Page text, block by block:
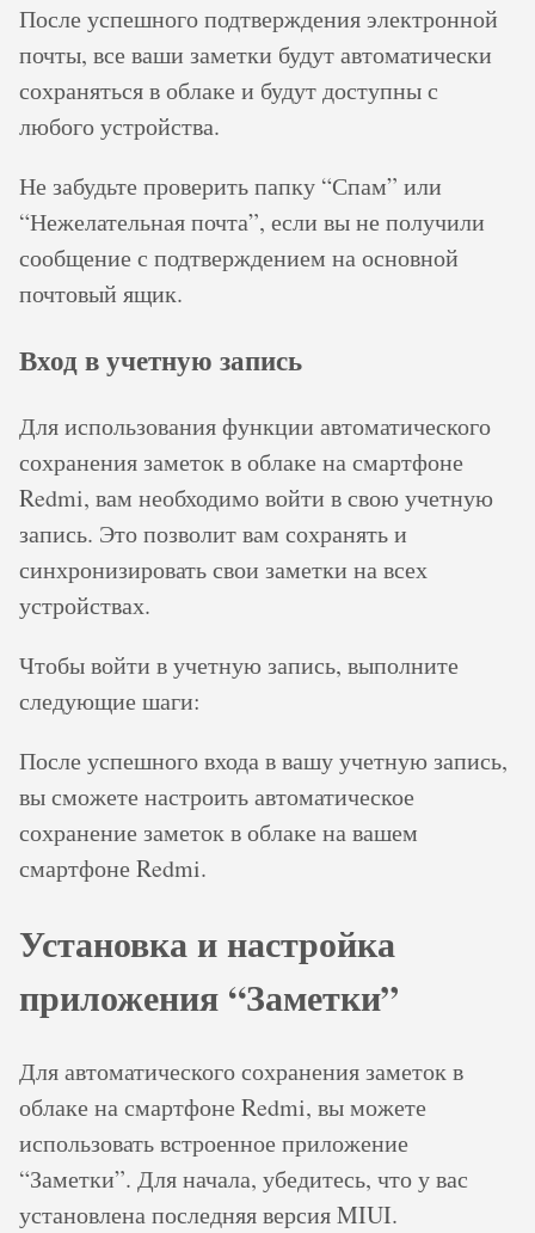
После успешного подтверждения электронной
почты, все ваши заметки будут автоматически
сохраняться в облаке и будут доступны с
любого устройства.
Не забудьте проверить папку “Спам” или
“Нежелательная почта”, если вы не получили
сообщение с подтверждением на основной
почтовый ящик.
Вход в учетную запись
Для использования функции автоматического
сохранения заметок в облаке на смартфоне
Redmi, вам необходимо войти в свою учетную
запись. Это позволит вам сохранять и
синхронизировать свои заметки на всех
устройствах.
Чтобы войти в учетную запись, выполните
следующие шаги:
После успешного входа в вашу учетную запись,
вы сможете настроить автоматическое
сохранение заметок в облаке на вашем
смартфоне Redmi.
Установка и настройка
приложения “Заметки”
Для автоматического сохранения заметок в
облаке на смартфоне Redmi, вы можете
использовать встроенное приложение
“Заметки”. Для начала, убедитесь, что у вас
установлена последняя версия MIUI.